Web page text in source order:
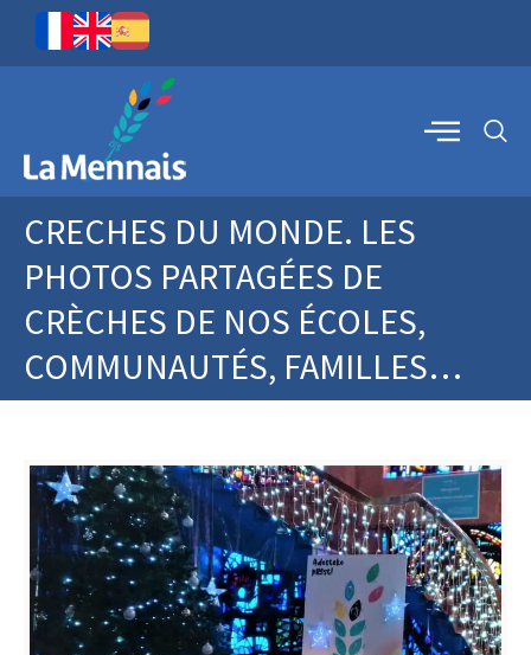
CRECHES DU MONDE. LES
PHOTOS PARTAGÉES DE
CRÈCHES DE NOS ÉCOLES,
COMMUNAUTÉS, FAMILLES…